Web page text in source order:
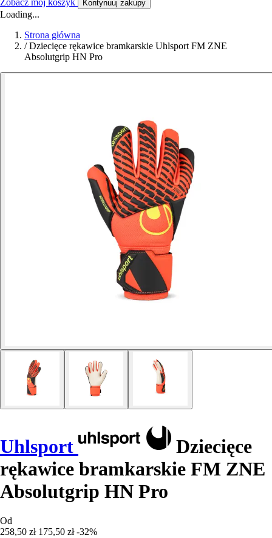
Kontynuuj zakupy
Loading...
Strona główna
/ Dziecięce rękawice bramkarskie Uhlsport FM ZNE
Absolutgrip HN Pro
Uhlsport
Dziecięce
rękawice bramkarskie FM ZNE
Absolutgrip HN Pro
Od
258,50 zł 175,50 zł -32%